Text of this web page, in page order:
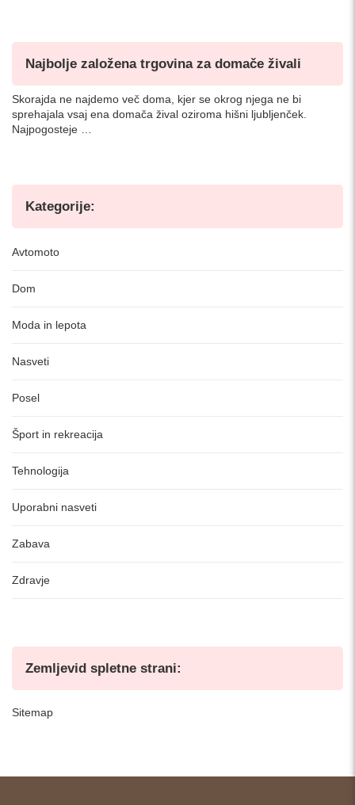
Najbolje založena trgovina za domače živali
Skorajda ne najdemo več doma, kjer se okrog njega ne bi
sprehajala vsaj ena domača žival oziroma hišni ljubljenček.
Najpogosteje …
Kategorije:
Avtomoto
Dom
Moda in lepota
Nasveti
Posel
Šport in rekreacija
Tehnologija
Uporabni nasveti
Zabava
Zdravje
Zemljevid spletne strani:
Sitemap